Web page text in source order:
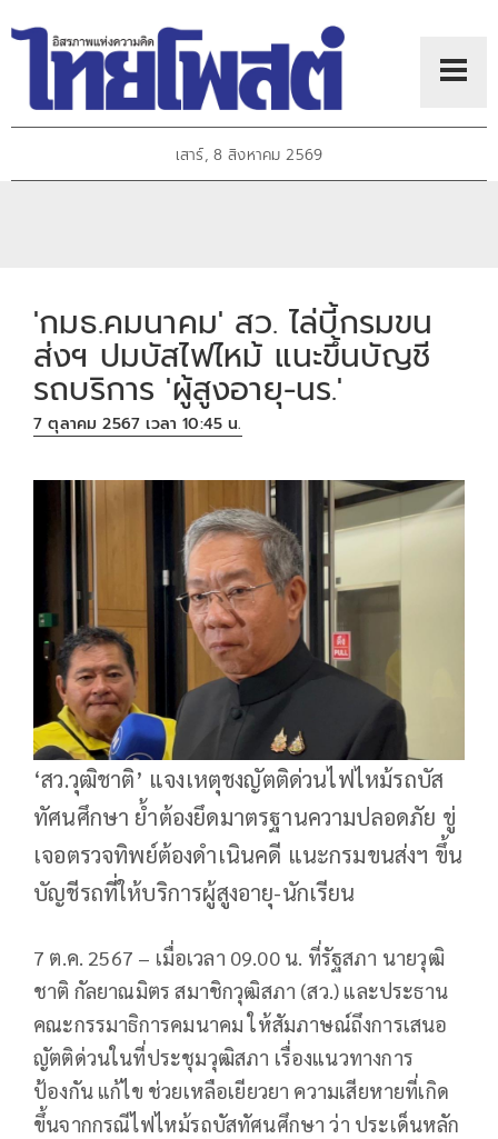
เสาร์, 8 สิงหาคม 2569
'กมธ.คมนาคม' สว. ไล่บี้กรมขน
ส่งฯ ปมบัสไฟไหม้ แนะขึ้นบัญชี
รถบริการ 'ผู้สูงอายุ-นร.'
7 ตุลาคม 2567 เวลา 10:45 น.
‘สว.วุฒิชาติ’ แจงเหตุชงญัตติด่วนไฟไหม้รถบัส
ทัศนศึกษา ย้ำต้องยึดมาตรฐานความปลอดภัย ขู่
เจอตรวจทิพย์ต้องดำเนินคดี แนะกรมขนส่งฯ ขึ้น
บัญชีรถที่ให้บริการผู้สูงอายุ-นักเรียน
7 ต.ค. 2567 – เมื่อเวลา 09.00 น. ที่รัฐสภา นายวุฒิ
ชาติ กัลยาณมิตร สมาชิกวุฒิสภา (สว.) และประธาน
คณะกรรมาธิการคมนาคม ให้สัมภาษณ์ถึงการเสนอ
ญัตติด่วนในที่ประชุมวุฒิสภา เรื่องแนวทางการ
ป้องกัน แก้ไข ช่วยเหลือเยียวยา ความเสียหายที่เกิด
ขึ้นจากกรณีไฟไหม้รถบัสทัศนศึกษา ว่า ประเด็นหลัก